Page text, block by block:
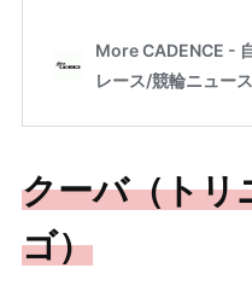
クーバ（トリ
ゴ）